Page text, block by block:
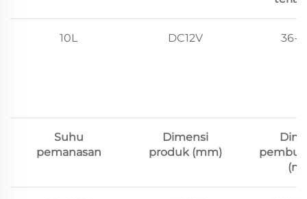
10L DC12V 36-
Suhu
pemanasan
Dimensi
produk (mm)